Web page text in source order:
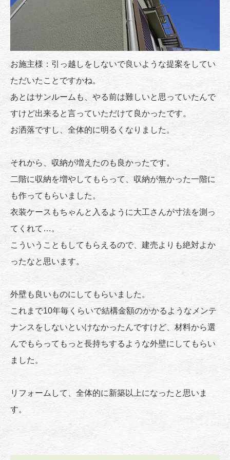
お施主様：引っ越しをしないで良いような提案をしてい
ただいたことですかね。
あとはサンルームも、やる前は難しいと思っていたんで
すけど出来ると言っていただけて良かったです。
お洒落ですし、全体的に明るくなりました。
それから、収納が増えたのも良かったです。
二階に収納を増やしてもらって、収納が無かった一階に
も作ってもらいました。
衣装ケースもちゃんと入るように大工さんが寸法を測っ
てくれて…。
こういうこともしてもらえるので、建売よりも絶対よか
ったなと思います。
外壁も良いものにしてもらいました。
これまで10年毎くらいで結構金額のかかるようなメンテ
ナンスをしないといけなかったんですけど、材料から選
んでもらってもっと長持ちするような外壁にしてもらい
ました。
リフォームして、全体的に新築以上になったと思いま
す。